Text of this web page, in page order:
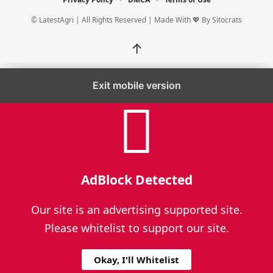
© LatestAgri | All Rights Reserved | Made With 💖 BySitocrats
↑
Exit mobile version
AdBlock Detected
Our site is an advertising supported site.
Please whitelist to support our site.
Okay, I'll Whitelist